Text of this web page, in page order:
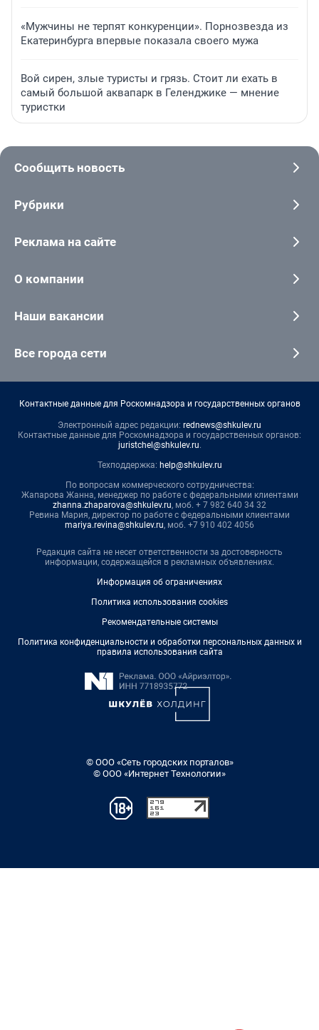
«Мужчины не терпят конкуренции». Порнозвезда из
Екатеринбурга впервые показала своего мужа
Вой сирен, злые туристы и грязь. Стоит ли ехать в
самый большой аквапарк в Геленджике — мнение
туристки
Сообщить новость
Рубрики
Реклама на сайте
О компании
Наши вакансии
Все города сети
Контактные данные для Роскомнадзора и государственных органов
Электронный адрес редакции: rednews@shkulev.ru
Контактные данные для Роскомнадзора и государственных органов:
juristchel@shkulev.ru.
Техподдержка: help@shkulev.ru
По вопросам коммерческого сотрудничества:
Жапарова Жанна, менеджер по работе с федеральными клиентами
zhanna.zhaparova@shkulev.ru, моб. + 7 982 640 34 32
Ревина Мария, директор по работе с федеральными клиентами
mariya.revina@shkulev.ru, моб. +7 910 402 4056
Редакция сайта не несет ответственности за достоверность
информации, содержащейся в рекламных объявлениях.
Информация об ограничениях
Политика использования cookies
Рекомендательные системы
Политика конфиденциальности и обработки персональных данных и
правила использования сайта
© ООО «Сеть городских порталов»
© ООО «Интернет Технологии»